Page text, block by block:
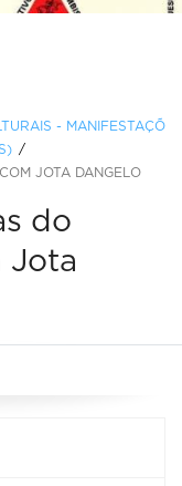
- MANIFESTAÇÕ
JOTA DANGELO
do
Jota